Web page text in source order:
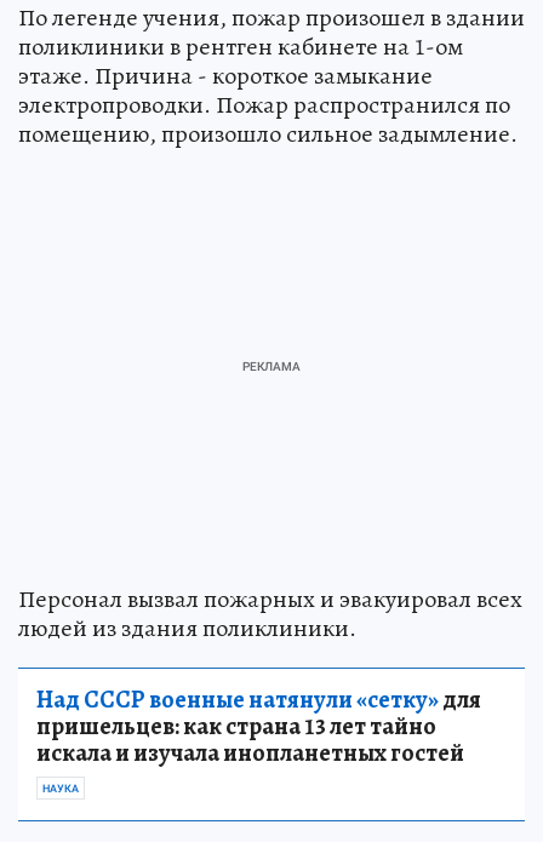
По легенде учения, пожар произошел в здании
поликлиники в рентген кабинете на 1-ом
этаже. Причина - короткое замыкание
электропроводки. Пожар распространился по
помещению, произошло сильное задымление.
Персонал вызвал пожарных и эвакуировал всех
людей из здания поликлиники.
Над СССР военные натянули «сетку»для
пришельцев: как страна 13 лет тайно
искала и изучала инопланетных гостей
НАУКА